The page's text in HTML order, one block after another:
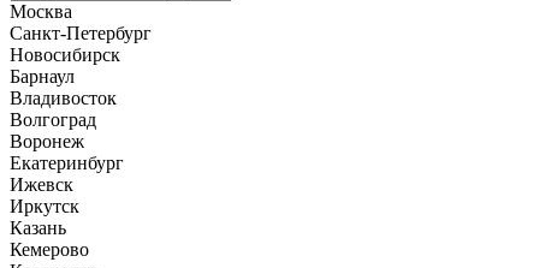
Москва
Санкт-Петербург
Новосибирск
Барнаул
Владивосток
Волгоград
Воронеж
Екатеринбург
Ижевск
Иркутск
Казань
Кемерово